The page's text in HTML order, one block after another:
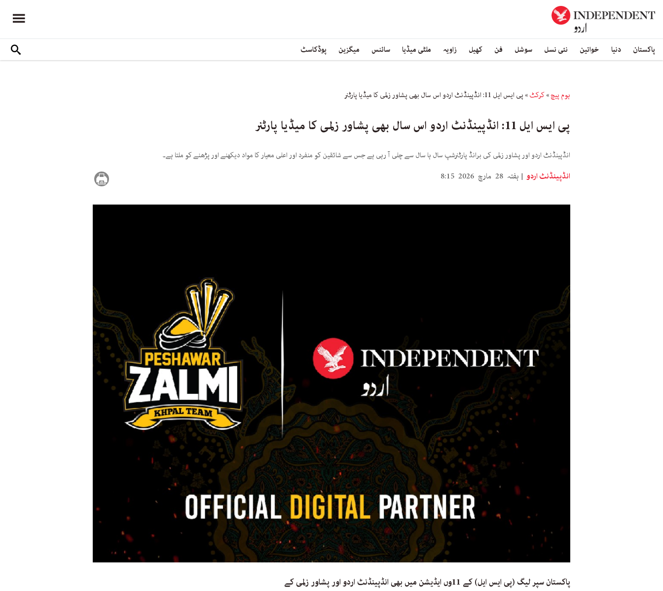
پاکستان دنیا خواتین نئی نسل سوشل فن کھیل زاویہ ملٹی میڈیا سائنس میگزین پوڈکاسٹ
ہوم پیچ»کرکٹ» پی ایس ایل 11: انڈپینڈنٹ اردو اس سال بھی پشاور زلمی کا میڈیا پارٹنر
پی ایس ایل 11: انڈپینڈنٹ اردو اس سال بھی پشاور زلمی کا میڈیا پارٹنر
انڈپینڈنٹ اردو اور پشاور زلمی کی برانڈ پارٹنرشپ سال ہا سال سے چلی آ رہی ہے جس سے شائقین کو منفرد اور اعلی معیار کا مواد دیکھنے اور پڑھنے کو ملتا ہے۔
انڈپینڈنٹ اردو ہفتہ 28 مارچ 2026 8:15
پاکستان سپر لیگ (پی ایس ایل) کے 11وں ایڈیشن میں بھی انڈپینڈنٹ اردو اور پشاور زلمی کے